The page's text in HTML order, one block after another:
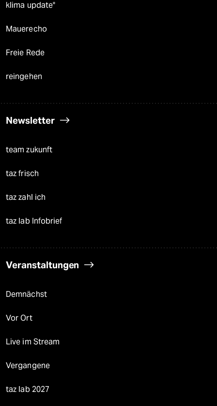
klima update°
Mauerecho
Freie Rede
reingehen
Newsletter
team zukunft
taz frisch
taz zahl ich
taz lab Infobrief
Veranstaltungen
Demnächst
Vor Ort
Live im Stream
Vergangene
taz lab 2027